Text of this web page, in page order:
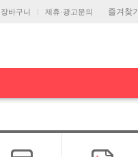
즐겨찾기
장바구니 제휴·광고문의